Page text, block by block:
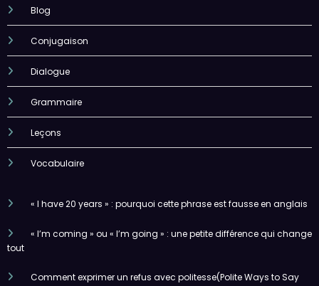
Blog
Conjugaison
Dialogue
Grammaire
Leçons
Vocabulaire
« I have 20 years » : pourquoi cette phrase est fausse en anglais
« I’m coming » ou « I’m going » : une petite différence qui change
tout
Comment exprimer un refus avec politesse(Polite Ways to Say